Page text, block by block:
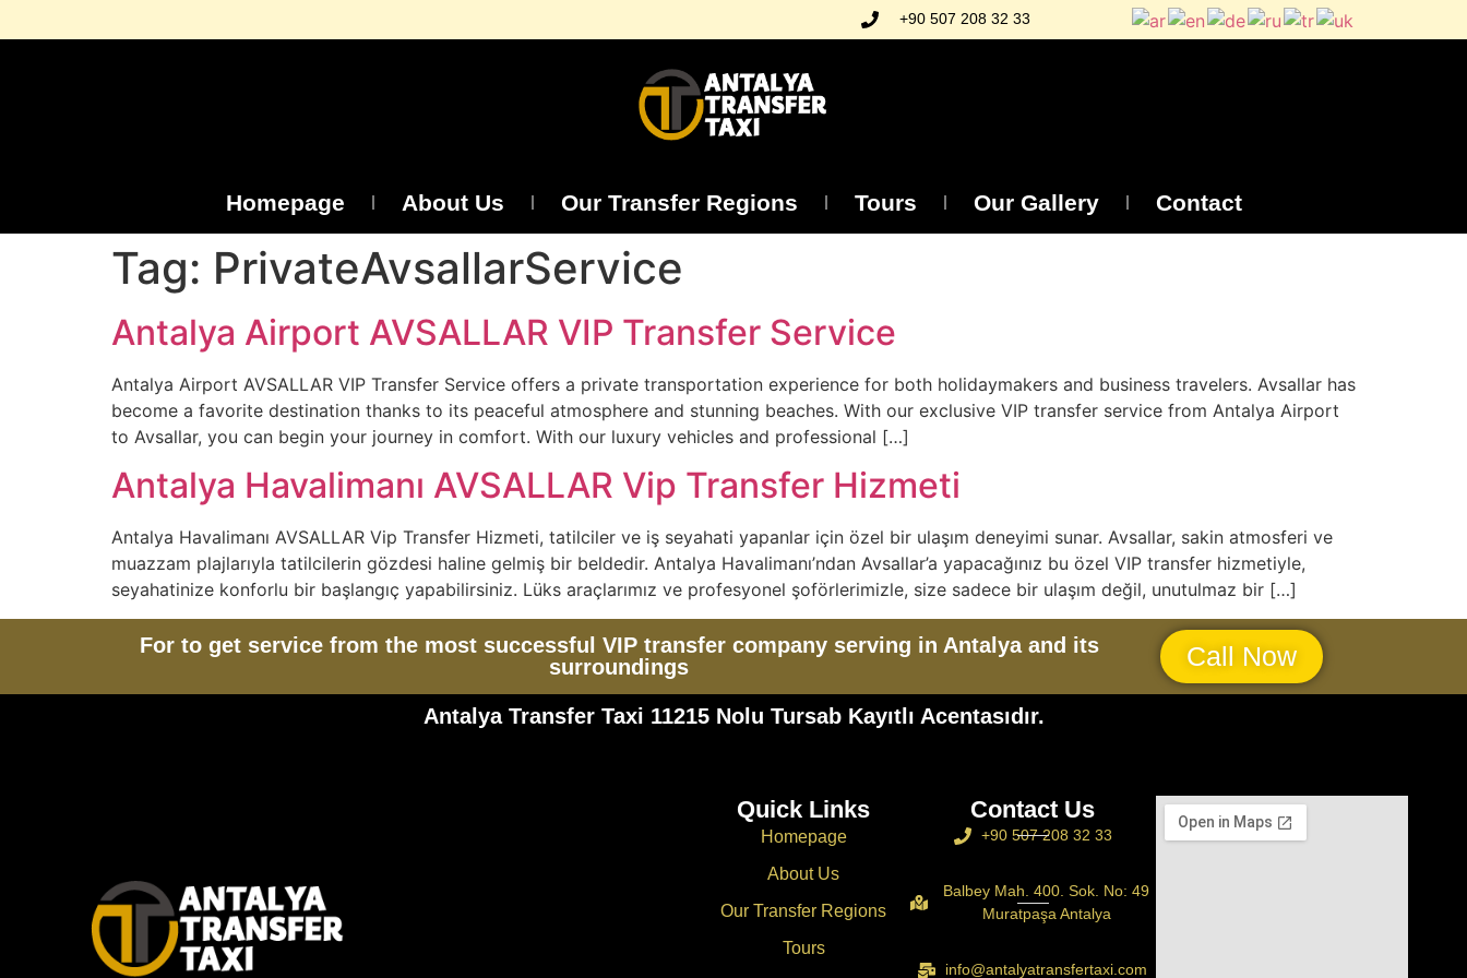
+90 507 208 32 33
Homepage About Us Our Transfer Regions Tours Our Gallery Contact
Tag: PrivateAvsallarService
Antalya Airport AVSALLAR VIP Transfer Service
Antalya Airport AVSALLAR VIP Transfer Service offers a private transportation experience for both holidaymakers and business travelers. Avsallar has
become a favorite destination thanks to its peaceful atmosphere and stunning beaches. With our exclusive VIP transfer service from Antalya Airport
to Avsallar, you can begin your journey in comfort. With our luxury vehicles and professional […]
Antalya Havalimanı AVSALLAR Vip Transfer Hizmeti
Antalya Havalimanı AVSALLAR Vip Transfer Hizmeti, tatilciler ve iş seyahati yapanlar için özel bir ulaşım deneyimi sunar. Avsallar, sakin atmosferi ve
muazzam plajlarıyla tatilcilerin gözdesi haline gelmiş bir beldedir. Antalya Havalimanı’ndan Avsallar’a yapacağınız bu özel VIP transfer hizmetiyle,
seyahatinize konforlu bir başlangıç yapabilirsiniz. Lüks araçlarımız ve profesyonel şoförlerimizle, size sadece bir ulaşım değil, unutulmaz bir […]
For to get service from the most successful VIP transfer company serving in Antalya and its
surroundings
Call Now
Antalya Transfer Taxi 11215 Nolu Tursab Kayıtlı Acentasıdır.
Quick Links
Homepage
About Us
Our Transfer Regions
Tours
Contact Us
+90 507 208 32 33
Balbey Mah. 400. Sok. No: 49
Muratpaşa Antalya
info@antalyatransfertaxi.com